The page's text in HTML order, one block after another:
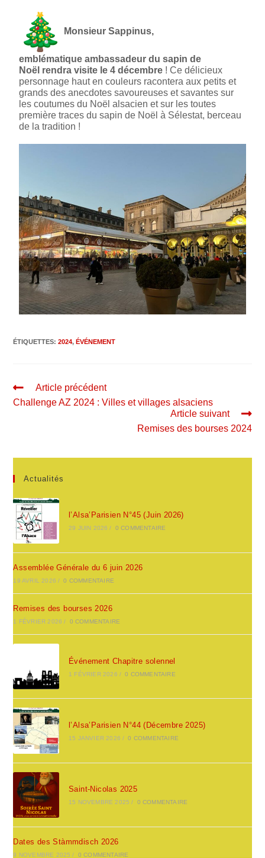
Monsieur Sappinus,
emblématiqueambassadeur du sapin de
Noël rendra visite le 4 décembre ! Ce délicieux
personnage haut en couleurs racontera aux petits et
grands des anecdotes savoureuses et savantes sur
les coutumes du Noël alsacien et sur les toutes
première traces du sapin de Noël à Sélestat, berceau
de la tradition !
ÉTIQUETTES:2024, ÉVÉNEMENT
Article précédent
Challenge AZ 2024 : Villes et villages alsaciens
Article suivant
Remises des bourses 2024
Actualités
l’Alsa’Parisien N°45 (Juin 2026)
29 JUIN 2026 / 0 COMMENTAIRE
Assemblée Générale du 6 juin 2026
19 AVRIL 2026 / 0 COMMENTAIRE
Remises des bourses 2026
1 FÉVRIER 2026 / 0 COMMENTAIRE
Événement Chapitre solennel
1 FÉVRIER 2026 / 0 COMMENTAIRE
l’Alsa’Parisien N°44 (Décembre 2025)
15 JANVIER 2026 / 0 COMMENTAIRE
Saint-Nicolas 2025
15 NOVEMBRE 2025 / 0 COMMENTAIRE
Dates des Stàmmdisch 2026
9 NOVEMBRE 2025 / 0 COMMENTAIRE